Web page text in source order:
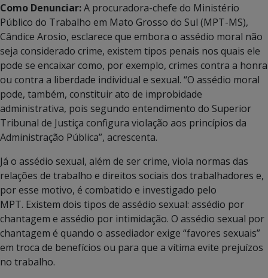
Como Denunciar:A procuradora-chefe do Ministério
Público do Trabalho em Mato Grosso do Sul (MPT-MS),
Cândice Arosio, esclarece que embora o assédio moral não
seja considerado crime, existem tipos penais nos quais ele
pode se encaixar como, por exemplo, crimes contra a honra
ou contra a liberdade individual e sexual. “O assédio moral
pode, também, constituir ato de improbidade
administrativa, pois segundo entendimento do Superior
Tribunal de Justiça configura violação aos princípios da
Administração Pública”, acrescenta.
Já o assédio sexual, além de ser crime, viola normas das
relações de trabalho e direitos sociais dos trabalhadores e,
por esse motivo, é combatido e investigado pelo
MPT. Existem dois tipos de assédio sexual: assédio por
chantagem e assédio por intimidação. O assédio sexual por
chantagem é quando o assediador exige “favores sexuais”
em troca de benefícios ou para que a vítima evite prejuízos
no trabalho.